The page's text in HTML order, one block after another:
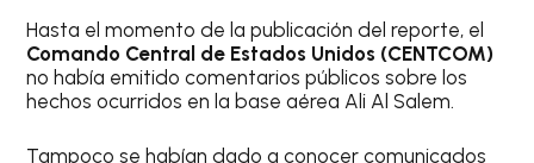
Hasta el momento de la publicación del reporte, el
Comando Central de Estados Unidos (CENTCOM)
no había emitido comentarios públicos sobre los
hechos ocurridos en la base aérea Ali Al Salem.
Tampoco se habían dado a conocer comunicados